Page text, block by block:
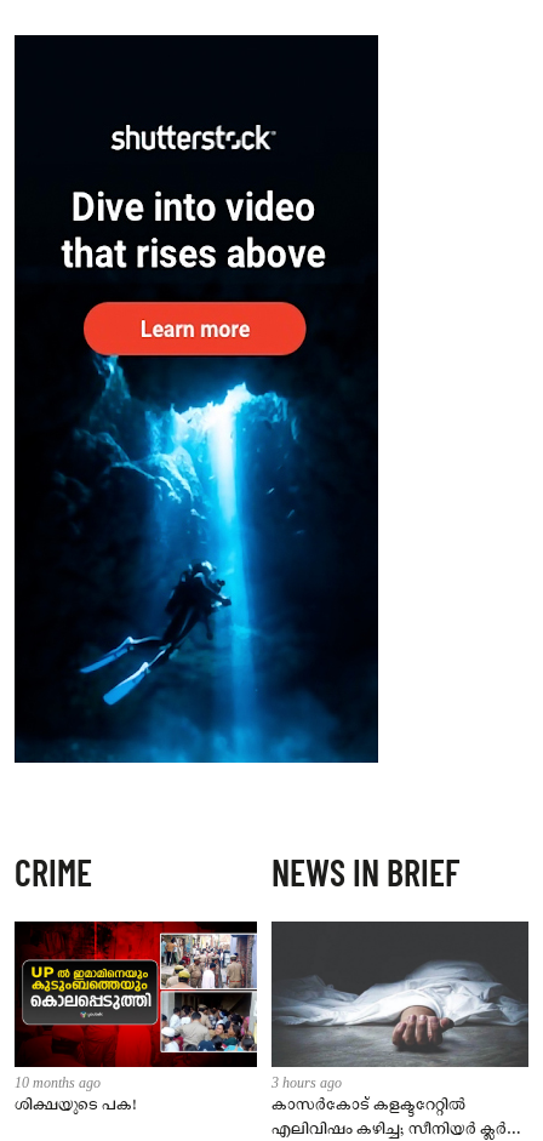
– കേന്ദ്രം
CRIME
10 months ago
ശിക്ഷയുടെ പക!
NEWS IN BRIEF
3 hours ago
കാസർകോട് കളക്ടറേറ്റിൽ
എലിവിഷം കഴിച്ച; സീനിയർ ക്ലർക്ക്